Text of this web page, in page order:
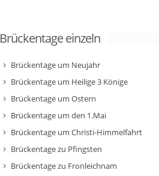
Brückentage einzeln
Brückentage um Neujahr
Brückentage um Heilige 3 Könige
Brückentage um Ostern
Brückentage um den 1.Mai
Brückentage um Christi-Himmelfahrt
Brückentage zu Pfingsten
Brückentage zu Fronleichnam